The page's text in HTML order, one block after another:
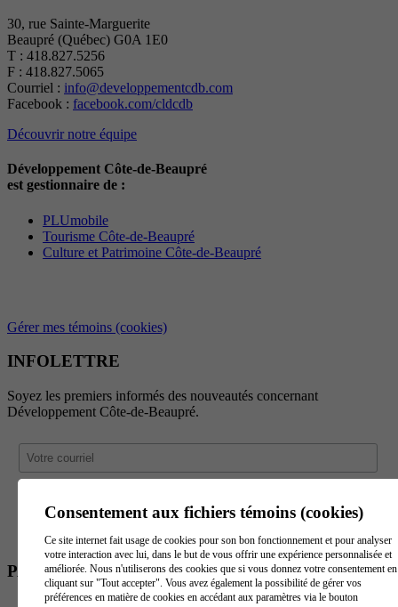
30, rue Sainte-Marguerite
Beaupré (Québec) G0A 1E0
T : 418.827.5256
F : 418.827.5065
Courriel : info@developpementcdb.com
Facebook : facebook.com/cldcdb
Découvrir notre équipe
Développement Côte-de-Beaupré
est gestionnaire de :
PLUmobile
Tourisme Côte-de-Beaupré
Culture et Patrimoine Côte-de-Beaupré
Gérer mes témoins (cookies)
INFOLETTRE
Soyez les premiers informés des nouveautés concernant
Développement Côte-de-Beaupré.
PARTENAIRES
Consentement aux fichiers témoins (cookies)
Ce site internet fait usage de cookies pour son bon fonctionnement et pour analyser
votre interaction avec lui, dans le but de vous offrir une expérience personnalisée et
améliorée. Nous n'utiliserons des cookies que si vous donnez votre consentement en
cliquant sur "Tout accepter". Vous avez également la possibilité de gérer vos
préférences en matière de cookies en accédant aux paramètres via le bouton